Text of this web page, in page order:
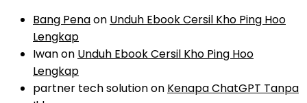
Bang Penaon Unduh Ebook Cersil Kho Ping Hoo
Lengkap
Iwanon Unduh Ebook Cersil Kho Ping Hoo
Lengkap
partner tech solutionon Kenapa ChatGPT Tanpa